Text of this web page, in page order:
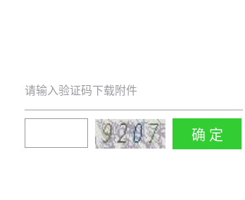
请输入验证码下载附件